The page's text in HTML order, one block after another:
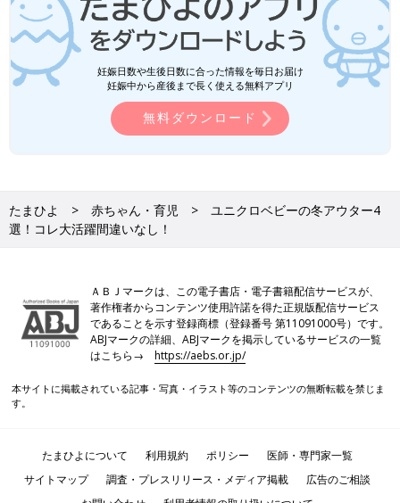
妊娠日数や生後日数に合った情報を毎日お届け
妊娠中から産後まで長く使える無料アプリ
無料ダウンロード
たまひよ 赤ちゃん・育児
ユニクロベビーの冬アウター4
選！コレ大活躍間違いなし！
ＡＢＪマークは、この電子書店・電子書籍配信サービスが、
著作権者からコンテンツ使用許諾を得た正規版配信サービス
であることを示す登録商標（登録番号 第11091000号）です。
ABJマークの詳細、ABJマークを掲示しているサービスの一覧
はこちら→https://aebs.or.jp/
本サイトに掲載されている記事・写真・イラスト等のコンテンツの無断転載を禁じま
す。
たまひよについて 利用規約 ポリシー
医師・専門家一覧
サイトマップ
調査・プレスリリース・メディア掲載
広告のご相談